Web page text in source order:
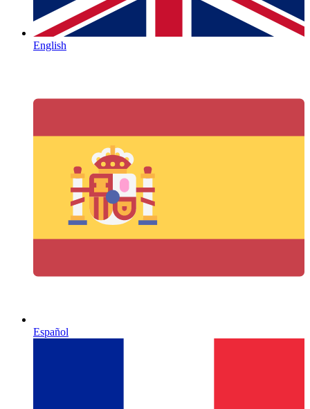
English
Español